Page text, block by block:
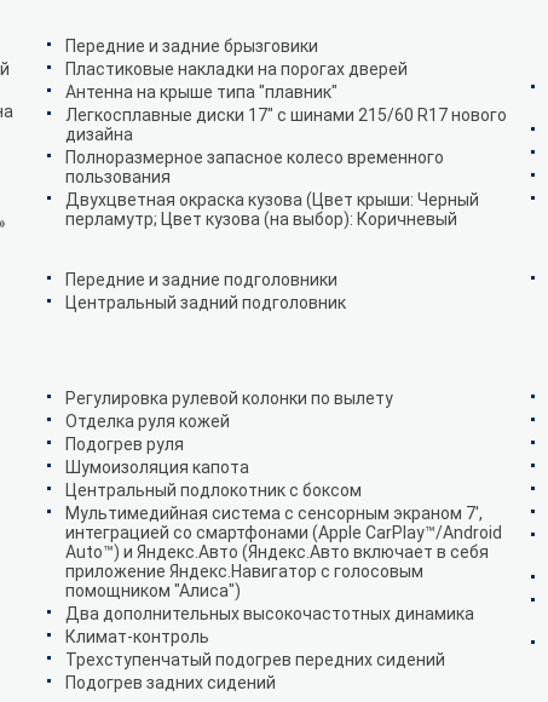
Передние и задние брызговики
Пластиковые накладки на порогах дверей
Антенна на крыше типа "плавник"
Легкосплавные диски 17" с шинами 215/60 R17 нового
дизайна
Полноразмерное запасное колесо временного
пользования
Двухцветная окраска кузова (Цвет крыши: Черный
перламутр; Цвет кузова (на выбор): Коричневый
Передние и задние подголовники
Центральный задний подголовник
Регулировка рулевой колонки по вылету
Отделка руля кожей
Подогрев руля
Шумоизоляция капота
Центральный подлокотник с боксом
Мультимедийная система с сенсорным экраном 7',
интеграцией со смартфонами (Apple CarPlay™/Android
Auto™) и Яндекс.Авто (Яндекс.Авто включает в себя
приложение Яндекс.Навигатор с голосовым
помощником "Алиса")
Два дополнительных высокочастотных динамика
Климат-контроль
Трехступенчатый подогрев передних сидений
Подогрев задних сидений